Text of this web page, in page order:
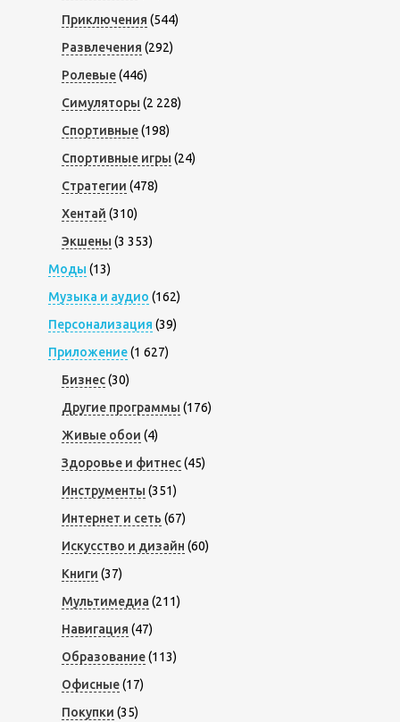
Приключения (544)
Развлечения (292)
Ролевые(446)
Симуляторы (2 228)
Спортивные(198)
Спортивные игры (24)
Стратегии (478)
Хентай (310)
Экшены (3 353)
Моды (13)
Музыка и аудио (162)
Персонализация (39)
Приложение(1 627)
Бизнес(30)
Другие программы (176)
Живые обои (4)
Здоровье и фитнес(45)
Инструменты (351)
Интернет и сеть (67)
Искусство и дизайн (60)
Книги (37)
Мультимедиа (211)
Навигация (47)
Образование(113)
Офисные(17)
Покупки (35)